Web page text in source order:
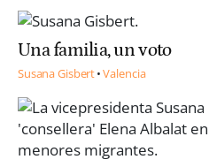
Una familia, un voto
Susana Gisbert Valencia